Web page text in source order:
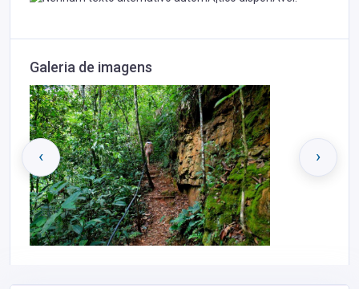
Galeria de imagens
‹ ›